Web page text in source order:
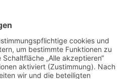
Fürbitten
Meier
Situation in Günzburg
Besuch Bischof in